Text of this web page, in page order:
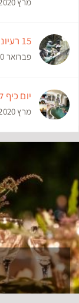
15 רעיונות ימי גיבוש לעובדים -חורף בצפון
פברואר 10th, 2020
יום כיף
מרץ 28th, 2020